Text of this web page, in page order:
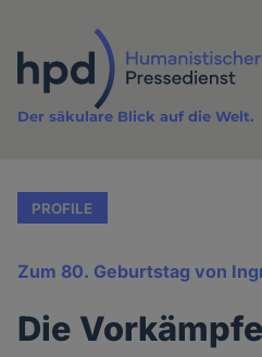
Inhalt
Der säkulare Blick auf die Welt.
PROFILE
Zum 80. Geburtstag von
Die